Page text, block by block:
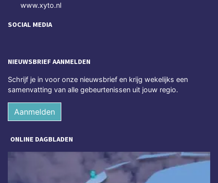
www.xyto.nl
SOCIAL MEDIA
NIEUWSBRIEF AANMELDEN
Schrijf je in voor onze nieuwsbrief en krijg wekelijks een
samenvatting van alle gebeurtenissen uit jouw regio.
Aanmelden
ONLINE DAGBLADEN